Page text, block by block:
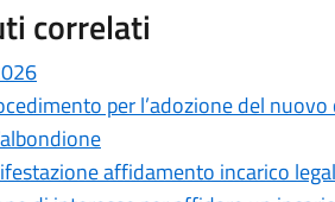
correlati
per l’adozione del
affidamento incarico